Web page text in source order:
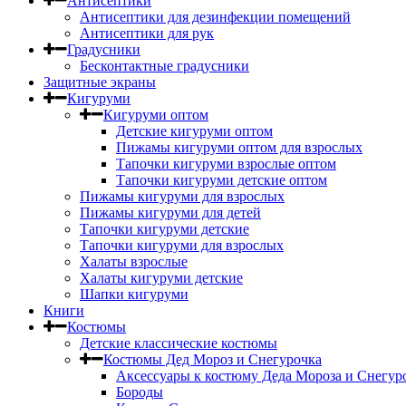
Антисептики для дезинфекции помещений
Антисептики для рук
Градусники
Бесконтактные градусники
Защитные экраны
Кигуруми
Кигуруми оптом
Детские кигуруми оптом
Пижамы кигуруми оптом для взрослых
Тапочки кигуруми взрослые оптом
Тапочки кигуруми детские оптом
Пижамы кигуруми для взрослых
Пижамы кигуруми для детей
Тапочки кигуруми детские
Тапочки кигуруми для взрослых
Халаты взрослые
Халаты кигуруми детские
Шапки кигуруми
Книги
Костюмы
Детские классические костюмы
Костюмы Дед Мороз и Снегурочка
Аксессуары к костюму Деда Мороза и
Бороды